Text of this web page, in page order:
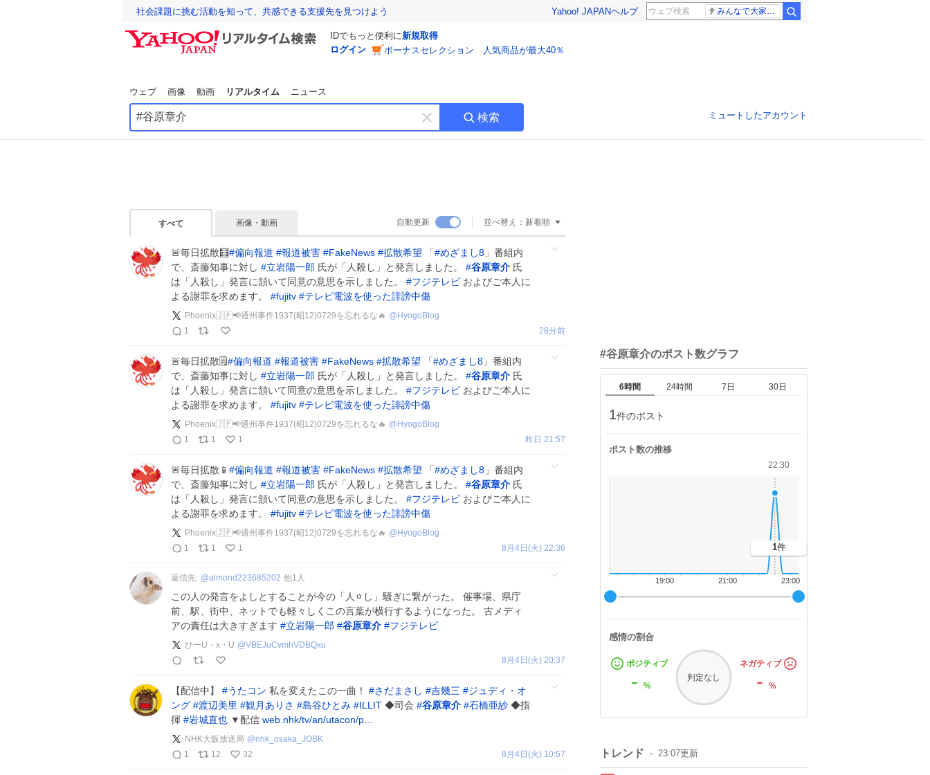
社会課題に挑む活動を知って、共感できる支援先を見つけよう Yahoo! JAPANヘルプ みんなで大家さん 2881億円
IDでもっと便利に新規取得
ログイン
ボーナスセレクション 人気商品が最大40％
ウェブ 画像 動画 リアルタイム ニュース
キ
ー
す
検索 ミュートしたアカウント
すべて 画像・動画 自動更新 並べ替え： 新着順
🚨毎日拡散🧮#偏向報道 #報道被害 #FakeNews #拡散希望 「 #めざまし8 」番組内
で、斎藤知事に対し #立岩陽一郎 氏が「人殺し」と発言しました。 #谷原章介 氏
は「人殺し」発言に頷いて同意の意思を示しました。 #フジテレビ およびご本人に
よる謝罪を求めます。 #fujitv #テレビ電波を使った誹謗中傷
Phoenix🇯🇵📢通州事件1937(昭12)0729を忘れるな🔥 @ HyogoBlog
1
28分前
🚨毎日拡散🗒️#偏向報道 #報道被害 #FakeNews #拡散希望 「 #めざまし8 」番組内
で、斎藤知事に対し #立岩陽一郎 氏が「人殺し」と発言しました。 #谷原章介 氏
は「人殺し」発言に頷いて同意の意思を示しました。 #フジテレビ およびご本人に
よる謝罪を求めます。 #fujitv #テレビ電波を使った誹謗中傷
Phoenix🇯🇵📢通州事件1937(昭12)0729を忘れるな🔥 @ HyogoBlog
1
1 1 昨日 21:57
🚨毎日拡散📱 #偏向報道 #報道被害 #FakeNews #拡散希望 「 #めざまし8 」番組内
で、斎藤知事に対し #立岩陽一郎 氏が「人殺し」と発言しました。 #谷原章介 氏
は「人殺し」発言に頷いて同意の意思を示しました。 #フジテレビ およびご本人に
よる謝罪を求めます。 #fujitv #テレビ電波を使った誹謗中傷
Phoenix🇯🇵📢通州事件1937(昭12)0729を忘れるな🔥 @ HyogoBlog
1
1 1 8月4日(火) 22:36
返信先: @almond223685202 他1 人
この人の発言をよしとすることが今の「人⚪︎し」騒ぎに繋がった。 催事場、県庁
前、駅、街中、ネットでも軽々しくこの言葉が横行するようになった。 古メディ
アの責任は大きすぎます #立岩陽一郎 #谷原章介 #フジテレビ
ひーU・x・U @VBEJuCvmhVDBQxu
8月4日(火) 20:37
【配信中】 #うたコン 私を変えたこの一曲！ #さだまさし #吉幾三 #ジュディ・オ
ング #渡辺美里 #観月ありさ #島谷ひとみ #ILLIT ◆司会 #谷原章介 #石橋亜紗 ◆指
揮 #岩城直也 ▼配信 web.nhk/tv/an/utacon/p…
NHK大阪放送局 @nhk_osaka_JOBK
1
12 32 8月4日(火) 10:57
#谷原章介のポスト数グラフ
6時間 24時間 7日 30日
1件のポスト
ポスト数の推移
23:00
21:00
19:00
22:30
1件
感情の割合
ポジティブ
- %
判定なし
ネガティブ
-%
トレンド 23:07更新